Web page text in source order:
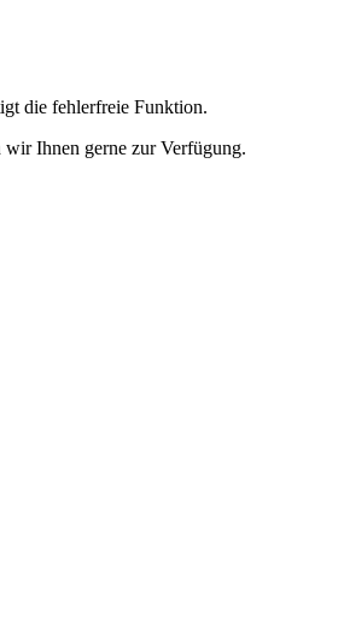
die fehlerfreie Funktion.
Ihnen gerne zur Verfügung.